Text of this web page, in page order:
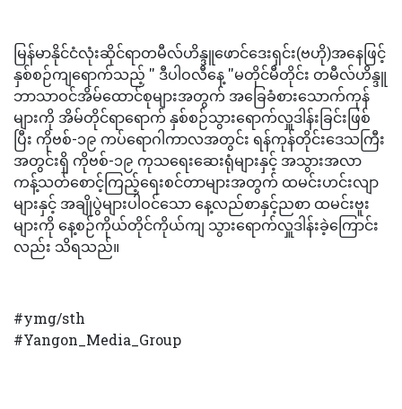
မြန်မာနိုင်ငံလုံးဆိုင်ရာတမီလ်ဟိန္ဒူဖောင်ဒေးရှင်း(ဗဟို)အနေဖြင့်
နှစ်စဉ်ကျရောက်သည့် '' ဒီပါဝလီနေ့ ''မတိုင်မီတိုင်း တမီလ်ဟိန္ဒူ
ဘာသာဝင်အိမ်ထောင်စုများအတွက် အခြေခံစားသောက်ကုန်
များကို အိမ်တိုင်ရာရောက် နှစ်စဉ်သွားရောက်လှူဒါန်းခြင်းဖြစ်
ပြီး ကိုဗစ်-၁၉ ကပ်ရောဂါကာလအတွင်း ရန်ကုန်တိုင်းဒေသကြီး
အတွင်းရှိ ကိုဗစ်-၁၉ ကုသရေးဆေးရုံများနှင့် အသွားအလာ
ကန့်သတ်စောင့်ကြည့်ရေးစင်တာများအတွက် ထမင်းဟင်းလျာ
များနှင့် အချိုပွဲများပါဝင်သော နေ့လည်စာနှင့်ညစာ ထမင်းဗူး
များကို နေ့စဉ်ကိုယ်တိုင်ကိုယ်ကျ သွားရောက်လှူဒါန်းခဲ့ကြောင်း
လည်း သိရသည်။
#ymg/sth
#Yangon_Media_Group